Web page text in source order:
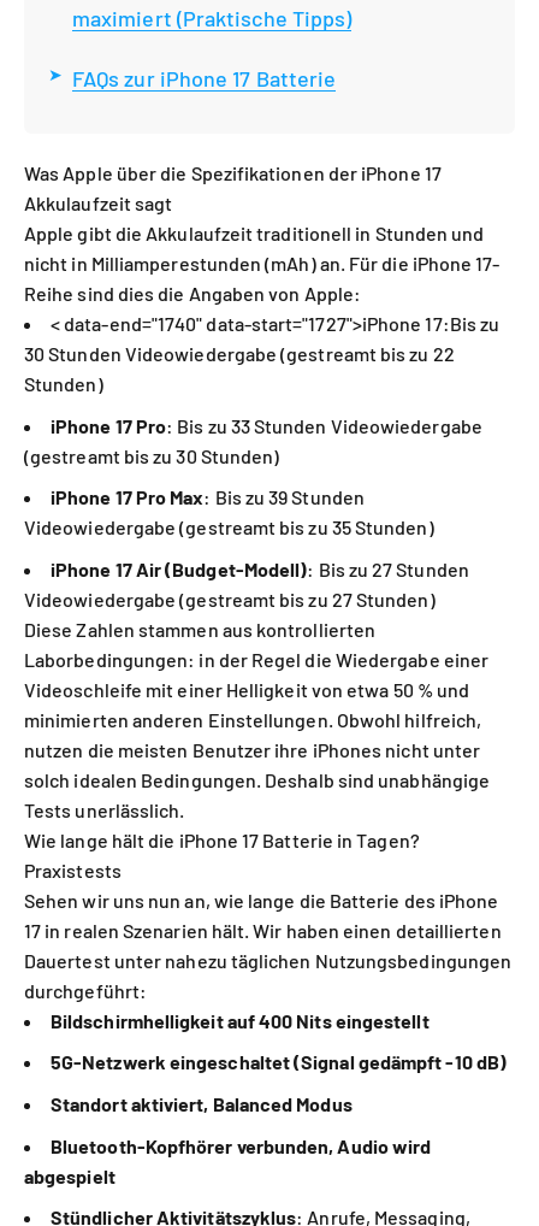
maximiert (Praktische Tipps)
FAQs zur iPhone 17 Batterie
Was Apple über die Spezifikationen der iPhone 17
Akkulaufzeit sagt
Apple gibt die Akkulaufzeit traditionell in Stunden und
nicht in Milliamperestunden (mAh) an. Für die iPhone 17-
Reihe sind dies die Angaben von Apple:
< data-end="1740" data-start="1727">iPhone 17:Bis zu
30 Stunden Videowiedergabe (gestreamt bis zu 22
Stunden)
iPhone 17 Pro: Bis zu 33 Stunden Videowiedergabe
(gestreamt bis zu 30 Stunden)
iPhone 17 Pro Max: Bis zu 39 Stunden
Videowiedergabe (gestreamt bis zu 35 Stunden)
iPhone 17 Air (Budget-Modell): Bis zu 27 Stunden
Videowiedergabe (gestreamt bis zu 27 Stunden)
Diese Zahlen stammen aus kontrollierten
Laborbedingungen: in der Regel die Wiedergabe einer
Videoschleife mit einer Helligkeit von etwa 50 % und
minimierten anderen Einstellungen. Obwohl hilfreich,
nutzen die meisten Benutzer ihre iPhones nicht unter
solch idealen Bedingungen. Deshalb sind unabhängige
Tests unerlässlich.
Wie lange hält die iPhone 17 Batterie in Tagen?
Praxistests
Sehen wir uns nun an, wie lange die Batterie des iPhone
17 in realen Szenarien hält. Wir haben einen detaillierten
Dauertest unter nahezu täglichen Nutzungsbedingungen
durchgeführt:
Bildschirmhelligkeit auf 400 Nits eingestellt
5G-Netzwerk eingeschaltet (Signal gedämpft -10 dB)
Standort aktiviert, Balanced Modus
Bluetooth-Kopfhörer verbunden, Audio wird
abgespielt
Stündlicher Aktivitätszyklus: Anrufe, Messaging,